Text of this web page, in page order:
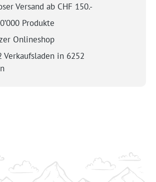
Versand ab CHF 150.-
Produkte
Onlineshop
Verkaufsladen in 6252